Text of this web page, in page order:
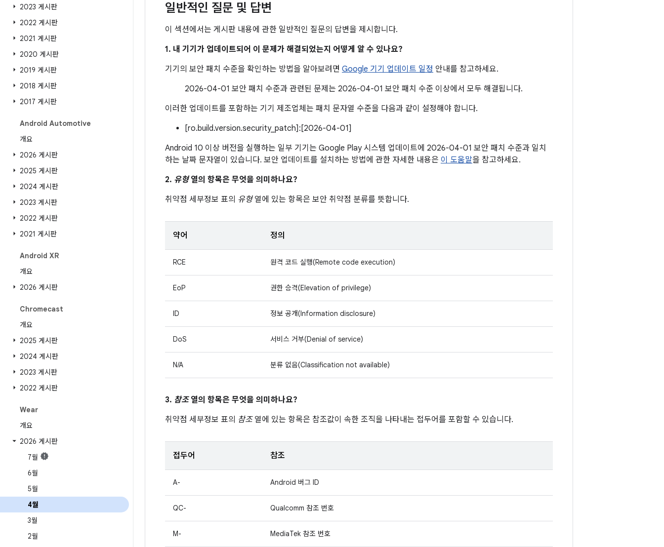
2023 게시판
2022 게시판
2021 게시판
2020 게시판
2019 게시판
2018 게시판
2017 게시판
Android Automotive
개요
2026 게시판
2025 게시판
2024 게시판
2023 게시판
2022 게시판
2021 게시판
Android XR
개요
2026 게시판
Chromecast
개요
2025 게시판
2024 게시판
2023 게시판
2022 게시판
Wear
개요
2026 게시판
7월
6월
5월
4월
3월
2월
일반적인 질문 및 답변
이 섹션에서는 게시판 내용에 관한 일반적인 질문의 답변을 제시합니다.
1. 내 기기가 업데이트되어 이 문제가 해결되었는지 어떻게 알 수 있나요?
기기의 보안 패치 수준을 확인하는 방법을 알아보려면 Google 기기 업데이트 일정 안내를 참고하세요.
2026-04-01 보안 패치 수준과 관련된 문제는 2026-04-01 보안 패치 수준 이상에서 모두 해결됩니다.
이러한 업데이트를 포함하는 기기 제조업체는 패치 문자열 수준을 다음과 같이 설정해야 합니다.
[ro.build.version.security_patch]:[2026-04-01]
Android 10 이상 버전을 실행하는 일부 기기는 Google Play 시스템 업데이트에 2026-04-01 보안 패치 수준과 일치
하는 날짜 문자열이 있습니다. 보안 업데이트를 설치하는 방법에 관한 자세한 내용은 이 도움말을 참고하세요.
2. 유형열의 항목은 무엇을 의미하나요?
취약점 세부정보 표의 유형열에 있는 항목은 보안 취약점 분류를 뜻합니다.
약어 정의
RCE 원격 코드 실행(Remote code execution)
EoP 권한 승격(Elevation of privilege)
ID 정보 공개(Information disclosure)
DoS 서비스 거부(Denial of service)
N/A 분류 없음(Classification not available)
3. 참조열의 항목은 무엇을 의미하나요?
취약점 세부정보 표의 참조열에 있는 항목은 참조값이 속한 조직을 나타내는 접두어를 포함할 수 있습니다.
접두어 참조
A- Android 버그 ID
QC- Qualcomm 참조 번호
M- MediaTek 참조 번호